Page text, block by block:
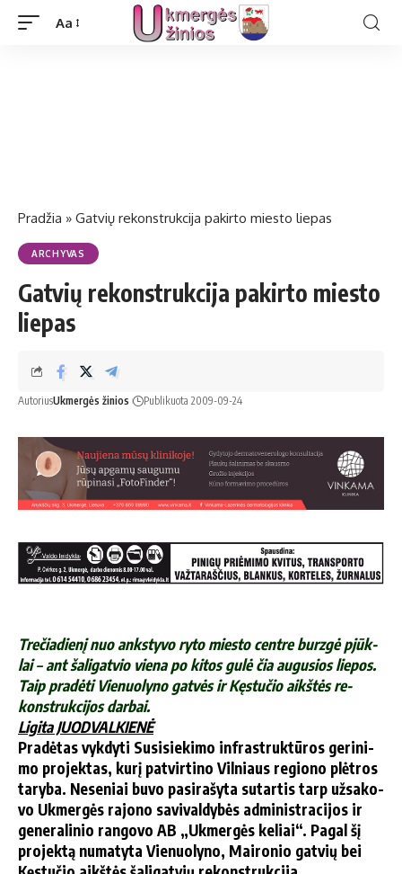
Aa
Pradžia » Gat­vių re­konst­ruk­ci­ja pa­kir­to mies­to lie­pas
ARCHYVAS
Gat­vių re­konst­ruk­ci­ja pa­kir­to mies­to
lie­pas
AutoriusUkmergės žinios Publikuota 2009-09-24
Tre­čia­die­nį nuo anks­ty­vo ry­to mies­to cen­tre burz­gė pjūk­
lai – ant ša­li­gat­vio vie­na po ki­tos gu­lė čia au­gu­sios lie­pos.
Taip pra­dė­ti Vie­nuo­ly­no gat­vės ir Kęs­tu­čio aikš­tės re­
konst­ruk­ci­jos dar­bai.
Li­gi­ta JUODVALKIENĖ
Pra­dė­tas vyk­dy­ti Su­si­sie­ki­mo in­fra­struk­tū­ros ge­ri­ni­
mo pro­jek­tas, ku­rį pa­tvir­ti­no Vil­niaus re­gio­no plėt­ros
ta­ry­ba. Ne­se­niai bu­vo pa­si­ra­šy­ta su­tar­tis tarp už­sa­ko­
vo Uk­mer­gės ra­jo­no sa­vi­val­dy­bės ad­mi­nist­ra­ci­jos ir
ge­ne­ra­li­nio ran­go­vo AB „Uk­mer­gės ke­liai“. Pa­gal šį
pro­jek­tą nu­ma­ty­ta Vie­nuo­ly­no, Mai­ro­nio gat­vių bei